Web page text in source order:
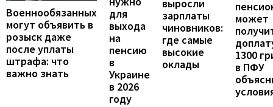
Военнообязанных
могут объявить в
розыск даже
после уплаты
штрафа: что
важно знать
для
выхода
на
пенсию
в
Украине
в 2026
году
выросли
зарплаты
чиновников:
где самые
высокие
оклады
может
1300
в ПФУ